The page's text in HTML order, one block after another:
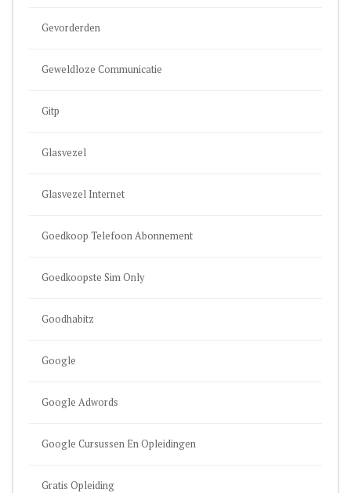
Gevorderden
Geweldloze Communicatie
Gitp
Glasvezel
Glasvezel Internet
Goedkoop Telefoon Abonnement
Goedkoopste Sim Only
Goodhabitz
Google
Google Adwords
Google Cursussen En Opleidingen
Gratis Opleiding